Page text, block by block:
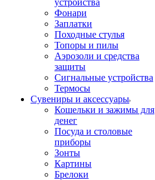
устройства
Фонари
Заплатки
Походные стулья
Топоры и пилы
Аэрозоли и средства
защиты
Сигнальные устройства
Термосы
Сувениры и аксессуары
Кошельки и зажимы для
денег
Посуда и столовые
приборы
Зонты
Картины
Брелоки